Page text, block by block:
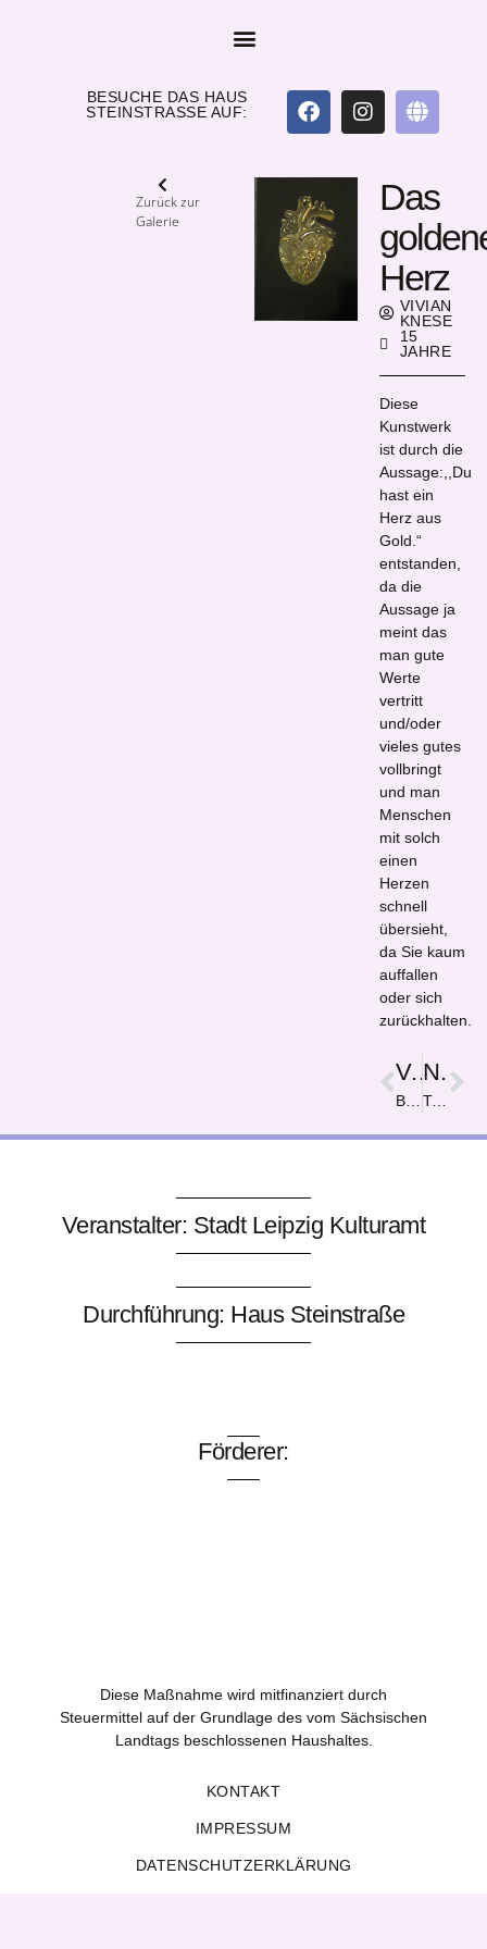
BESUCHE DAS HAUS
STEINSTRASSE AUF:
Zurück zur
Galerie
Das
Herz
VIVIAN
KNESE
15
JAHRE
Diese
Kunstwerk
ist durch die
Aussage:,,Du
hast ein
Herz aus
Gold.“
entstanden,
da die
Aussage ja
meint das
man gute
Werte
vertritt
und/oder
vieles gutes
vollbringt
und man
Menschen
mit solch
einen
Herzen
schnell
übersieht,
da Sie kaum
auffallen
oder sich
zurückhalten.
Vorige
Boot im Gewitter
Nächster
Tiere im Gebirge
Veranstalter: Stadt Leipzig Kulturamt
Durchführung: Haus Steinstraße
Förderer:
Diese Maßnahme wird mitfinanziert durch
Steuermittel auf der Grundlage des vom Sächsischen
Landtags beschlossenen Haushaltes.
KONTAKT
IMPRESSUM
DATENSCHUTZERKLÄRUNG